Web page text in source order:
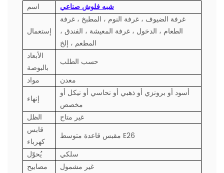
اسم شبه فلوش صناعي
إستعمال
غرفة الضيوف ، غرفة النوم ، المطبخ ، غرفة
الطعام ، الدخول ، غرفة المعيشة ، الفندق ،
المطعم ، إلخ
الأبعاد
بالبوصة
حسب الطلب
مواد
معدن
إنهاء
أسود أو برونزي أو ذهبي أو نحاسي أو نيكل أو
مخصص
الظل
غير متاح
قابس
كهرباء
مقبس قاعدة متوسط ​​E26
يُحوّل
سلكي
مصابيح
غير مشمول